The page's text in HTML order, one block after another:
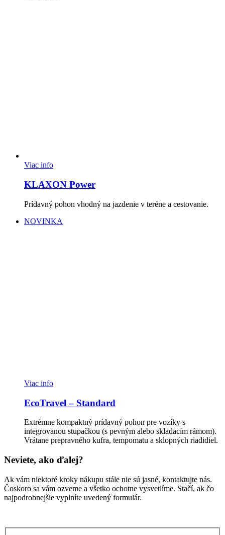
Viac info
KLAXON Power
Prídavný pohon vhodný na jazdenie v teréne a cestovanie.
NOVINKA
Viac info
EcoTravel – Standard
Extrémne kompaktný prídavný pohon pre vozíky s
integrovanou stupačkou (s pevným alebo skladacím rámom).
Vrátane prepravného kufra, tempomatu a sklopných riadidiel.
Neviete, ako ďalej?
Ak vám niektoré kroky nákupu stále nie sú jasné, kontaktujte nás.
Čoskoro sa vám ozveme a všetko ochotne vysvetlíme. Stačí, ak čo
najpodrobnejšie vyplníte uvedený formulár.